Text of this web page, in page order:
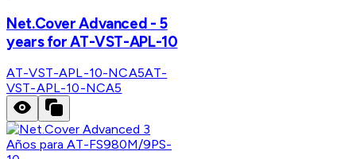
Net.Cover Advanced - 5
years for AT-VST-APL-10
AT-VST-APL-10-NCA5AT-
VST-APL-10-NCA5